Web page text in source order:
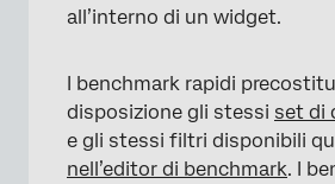
all’interno di un widget.
I benchmark rapidi
disposizione gli stessi set di
e gli stessi filtri disponibili
nell’editor di benchmark. I